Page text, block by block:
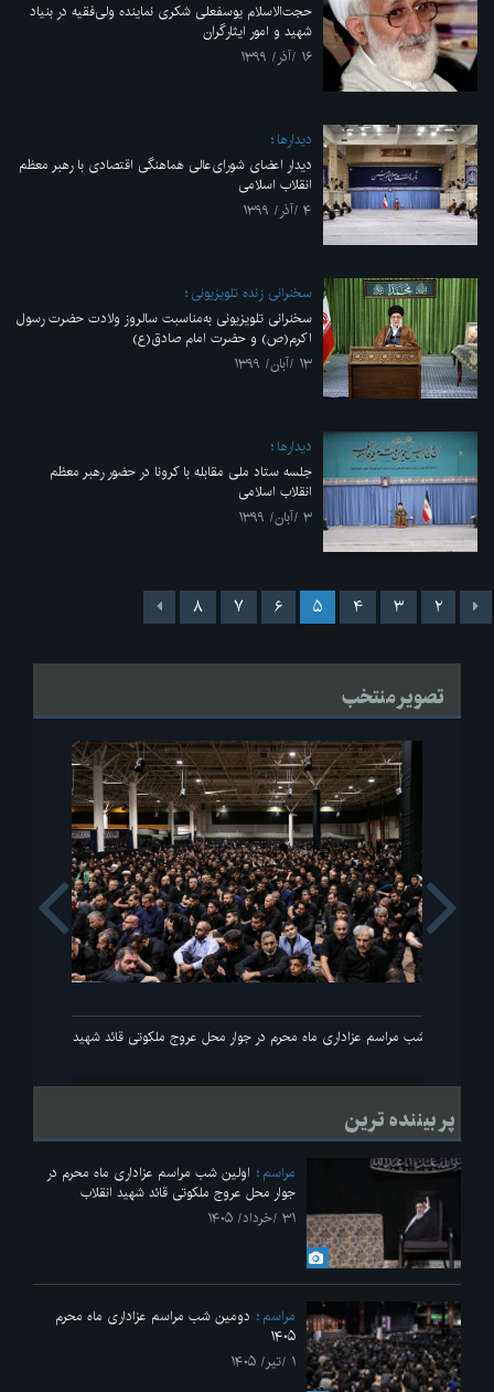
حجت‌الاسلام یوسفعلی شکری نماینده ولی‌فقیه در بنیاد
شهید و امور ایثارگران
۱۶ /آذر/ ۱۳۹۹
ديدارها
دیدار اعضای شورای‌عالی هماهنگی اقتصادی با رهبر معظم
انقلاب اسلامی
۴ /آذر/ ۱۳۹۹
سخنرانی زنده تلویزیونی
سخنرانی تلویزیونی به‌مناسبت سالروز ولادت حضرت رسول
اکرم(ص) و حضرت امام صادق(ع)
۱۳ /آبان/ ۱۳۹۹
ديدارها
جلسه ستاد ملی مقابله با کرونا در حضور رهبر معظم
انقلاب اسلامی
۳ /آبان/ ۱۳۹۹
۲ ۳ ۴ ۵ ۶ ۷ ۸
تصویر منتخب
اولین شب مراسم عزاداری ماه محرم در جوار محل عروج ملکوتی قائد شهید انقلاب
Next
پر بیننده ترین
مراسم
اولین شب مراسم عزاداری ماه محرم در
جوار محل عروج ملکوتی قائد شهید انقلاب
۳۱ /خرداد/ ۱۴۰۵
مراسم
دومین شب مراسم عزاداری ماه محرم
۱۴۰۵
۱ /تیر/ ۱۴۰۵